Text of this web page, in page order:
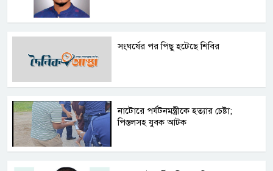
সংঘর্ষের পর পিছু হটেছে শিবির
নাটোরে পর্যটনমন্ত্রীকে হত্যার চেষ্টা;
পিস্তলসহ যুবক আটক